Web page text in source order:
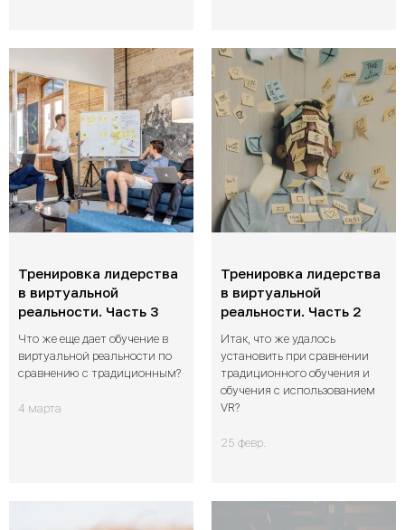
Тренировка лидерства
в виртуальной
реальности. Часть 3
Что же еще дает обучение в
виртуальной реальности по
сравнению с традиционным?
4 марта
Тренировка лидерства
в виртуальной
реальности. Часть 2
Итак, что же удалось
установить при сравнении
традиционного обучения и
обучения с использованием
VR?
25 февр.